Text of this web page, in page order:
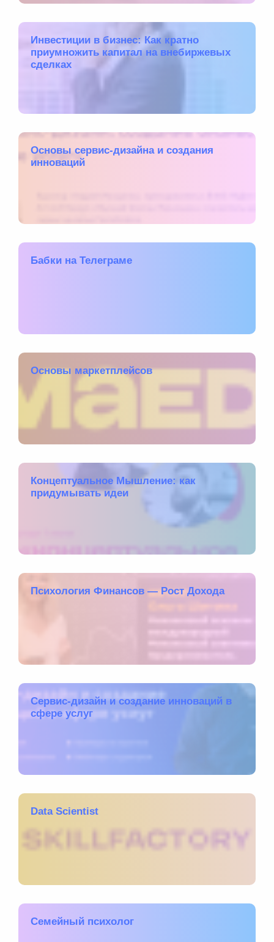
Инвестиции в бизнес: Как кратно
приумножить капитал на внебиржевых
сделках
Основы сервис-дизайна и создания
инноваций
Бабки на Телеграме
Основы маркетплейсов
Концептуальное Мышление: как
придумывать идеи
Психология Финансов — Рост Дохода
Сервис-дизайн и создание инноваций в
сфере услуг
Data Scientist
Семейный психолог